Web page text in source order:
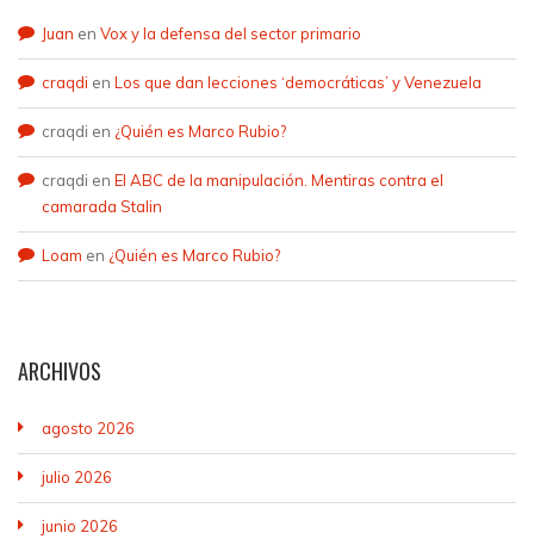
Juan en Vox y la defensa del sector primario
craqdi en Los que dan lecciones ‘democráticas’ y Venezuela
craqdi en ¿Quién es Marco Rubio?
craqdi en El ABC de la manipulación. Mentiras contra el
camarada Stalin
Loam en ¿Quién es Marco Rubio?
ARCHIVOS
agosto 2026
julio 2026
junio 2026